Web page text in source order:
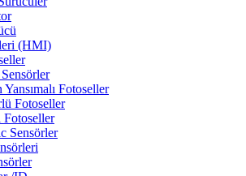
(HMI)
Fotoseller
Fotoseller
Fotoseller
Sensörler